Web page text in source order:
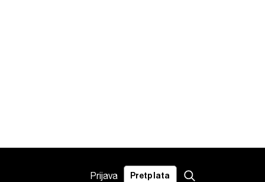
Prijava Pretplata